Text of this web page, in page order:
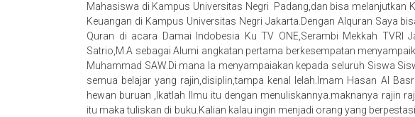
Mahasiswa di Kampus Universitas Negri Padang,dan bisa melanjutkan
Keuangan di Kampus Universitas Negri Jakarta.Dengan Alquran Saya
Quran di acara Damai Indobesia Ku TV ONE,Serambi Mekkah TVRI
Satrio,M.A sebagai Alumi angkatan pertama berkesempatan
Muhammad SAW.Di mana Ia menyampaiakan kepada seluruh Siswa
semua belajar yang rajin,disiplin,tampa kenal lelah.Imam Hasan Al
hewan buruan ,Ikatlah Ilmu itu dengan menuliskannya.maknanya rajin
itu maka tuliskan di buku.Kalian kalau ingin menjadi orang yang